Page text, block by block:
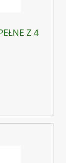
Z 4